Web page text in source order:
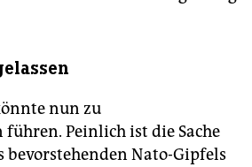
nun zu
führen. Peinlich ist die Sache
bevorstehenden Nato-Gipfels